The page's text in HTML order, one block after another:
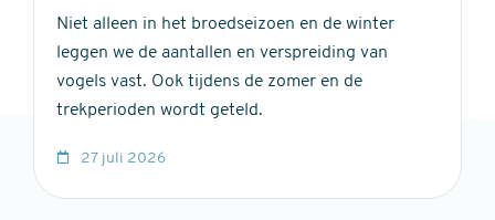
Niet alleen in het broedseizoen en de winter
leggen we de aantallen en verspreiding van
vogels vast. Ook tijdens de zomer en de
trekperioden wordt geteld.
27 juli 2026